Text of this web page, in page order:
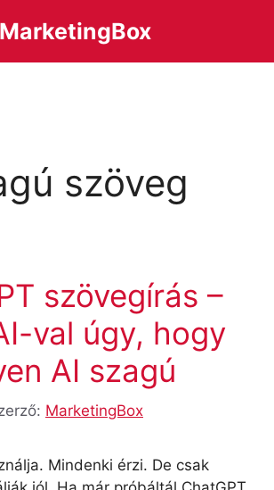
MarketingBox
szöveg
szövegírás –
val úgy, hogy
AI szagú
MarketingBox
Mindenki érzi. De csak